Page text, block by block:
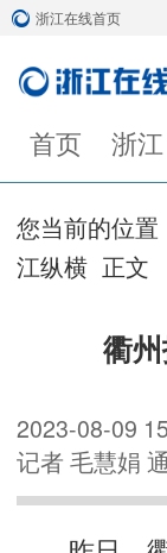
浙江在线首页
首页 浙江
您当前的位置
江纵横 正文
衢
2023-08-09
记者 毛慧娟